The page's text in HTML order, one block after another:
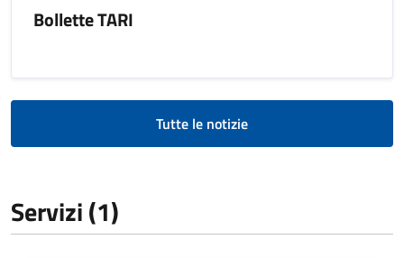
Bollette TARI
Tutte le notizie
Servizi (1)